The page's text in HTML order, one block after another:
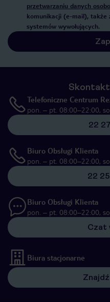
przetwarzaniu danych
komunikacji (e-mail), także
systemów wywołujących.
Telefoniczne Centrum
pon. – pt. 08:00–22:00,
22
Biuro Obsługi Klienta
pon. – pt. 08:00–22:00,
22
Biuro Obsługi Klienta
pon. – pt. 08:00–22:00,
Czat
Biura stacjonarne